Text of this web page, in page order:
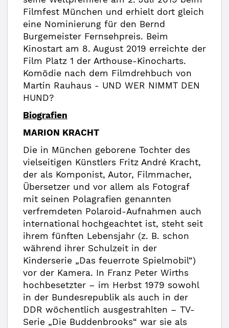
Filmfest München und erhielt dort gleich
eine Nominierung für den Bernd
Burgemeister Fernsehpreis. Beim
Kinostart am 8. August 2019 erreichte der
Film Platz 1 der Arthouse-Kinocharts.
Komödie nach dem Filmdrehbuch von
Martin Rauhaus - UND WER NIMMT DEN
HUND?
Biografien
MARION KRACHT
Die in München geborene Tochter des
vielseitigen Künstlers Fritz André Kracht,
der als Komponist, Autor, Filmmacher,
Übersetzer und vor allem als Fotograf
mit seinen Polagrafien genannten
verfremdeten Polaroid-Aufnahmen auch
international hochgeachtet ist, steht seit
ihrem fünften Lebensjahr (z. B. schon
während ihrer Schulzeit in der
Kinderserie „Das feuerrote Spielmobil“)
vor der Kamera. In Franz Peter Wirths
hochbesetzter – im Herbst 1979 sowohl
in der Bundesrepublik als auch in der
DDR wöchentlich ausgestrahlten – TV-
Serie „Die Buddenbrooks“ war sie als